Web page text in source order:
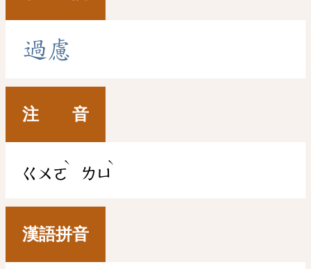
過 慮
注 音
ㄍㄨㄛ
ˋ
ㄌㄩ
ˋ
漢語拼音